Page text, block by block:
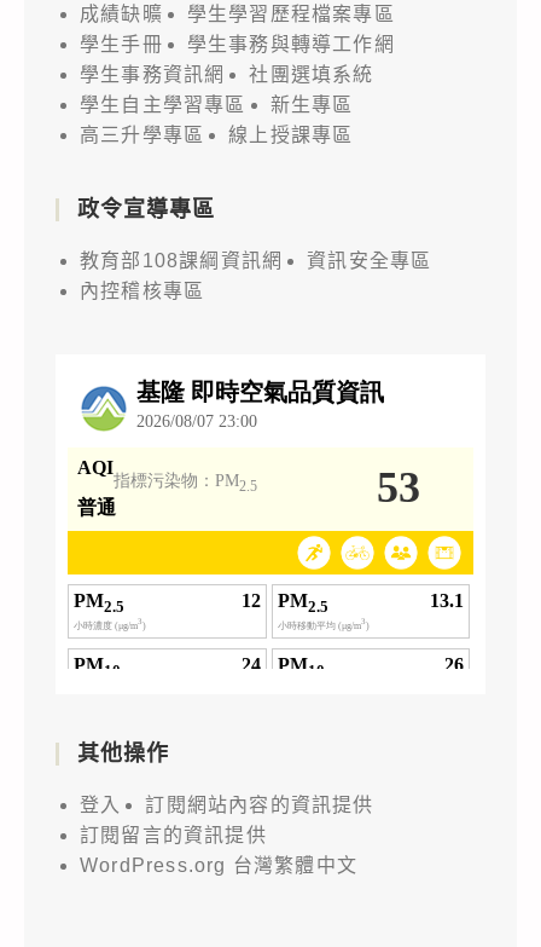
成績缺曠
學生學習歷程檔案專區
學生手冊
學生事務與轉導工作網
學生事務資訊網
社團選填系統
學生自主學習專區
新生專區
高三升學專區
線上授課專區
政令宣導專區
教育部108課綱資訊網
資訊安全專區
內控稽核專區
其他操作
登入
訂閱網站內容的資訊提供
訂閱留言的資訊提供
WordPress.org 台灣繁體中文